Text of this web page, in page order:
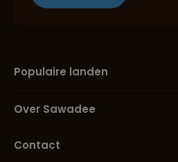
Populaire landen
Over Sawadee
Contact